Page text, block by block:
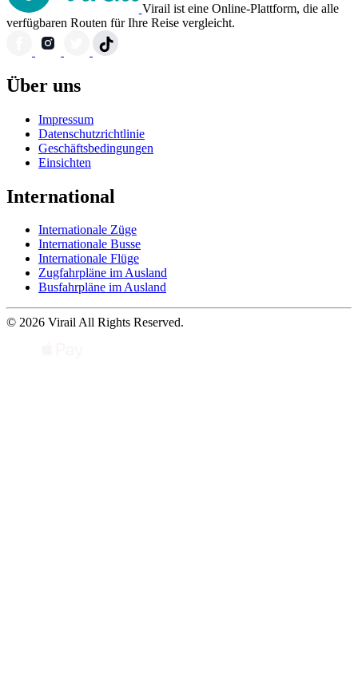
Virail ist eine Online-Plattform, die alle
verfügbaren Routen für Ihre Reise vergleicht.
Über uns
Impressum
Datenschutzrichtlinie
Geschäftsbedingungen
Einsichten
International
Internationale Züge
Internationale Busse
Internationale Flüge
Zugfahrpläne im Ausland
Busfahrpläne im Ausland
© 2026 Virail All Rights Reserved.